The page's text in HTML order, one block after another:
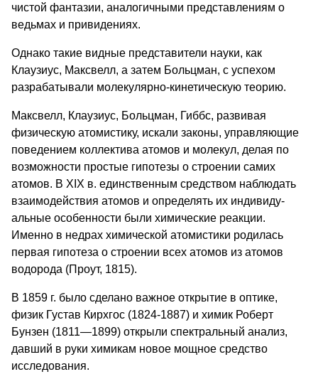
чистой фанта­зии, аналогичными представлениям о
ведьмах и привидениях.
Однако такие видные представители науки, как
Клаузиус, Максвелл, а затем Больцман, с успехом
разрабатывали молекулярно-кинетическую теорию.
Максвелл, Клаузиус, Больцман, Гиббс, развивая
физическую атомистику, иска­ли законы, управляющие
поведением коллектива атомов и молекул, делая по
возможности простые гипотезы о строе­нии самих
атомов. В XIX в. единствен­ным средством наблюдать
взаимодей­ствия атомов и определять их индивиду­
альные особенности были химические реакции.
Именно в недрах химической атомистики родилась
первая гипотеза о строении всех атомов из атомов
водо­рода (Проут, 1815).
В 1859 г. было сделано важное открытие в оптике,
физик Густав Кирхгос (1824-1887) и химик Роберт
Бунзен (1811—1899) открыли спектральный ана­лиз,
давший в руки химикам новое мощное средство
исследования.